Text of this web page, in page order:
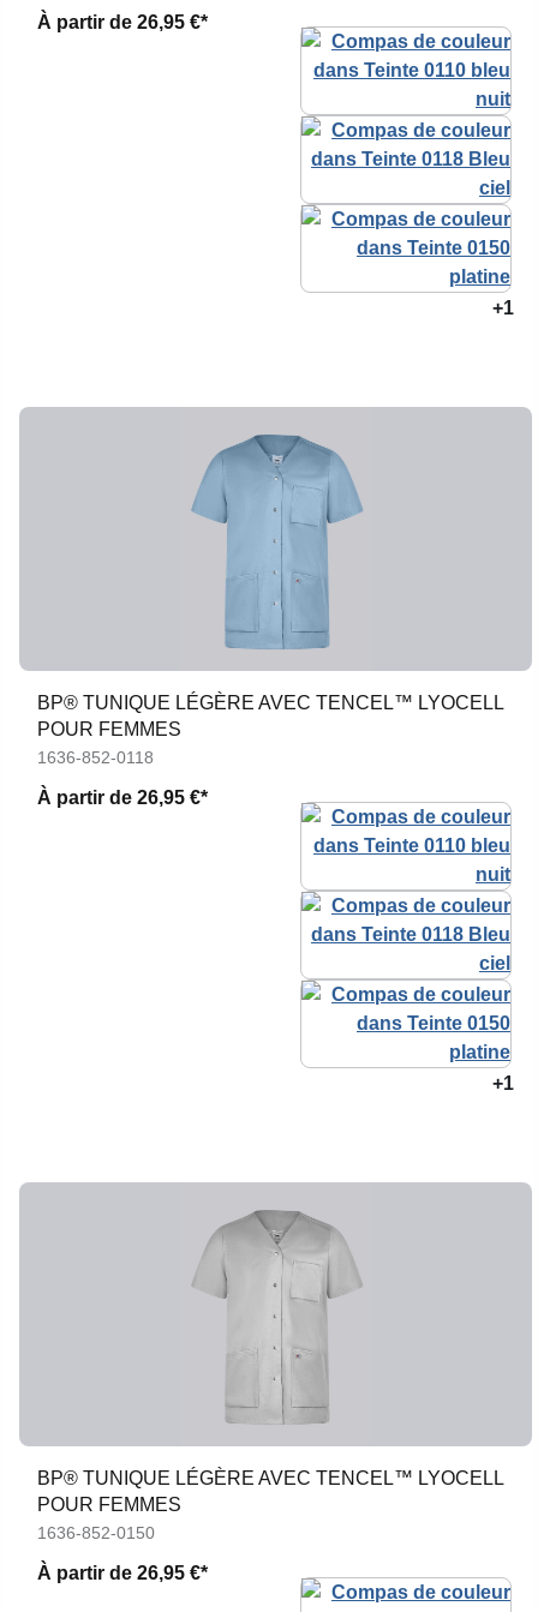
À partir de 26,95 €*
+1
BP® TUNIQUE LÉGÈRE AVEC TENCEL™ LYOCELL
POUR FEMMES
1636-852-0118
À partir de 26,95 €*
+1
BP® TUNIQUE LÉGÈRE AVEC TENCEL™ LYOCELL
POUR FEMMES
1636-852-0150
À partir de 26,95 €*